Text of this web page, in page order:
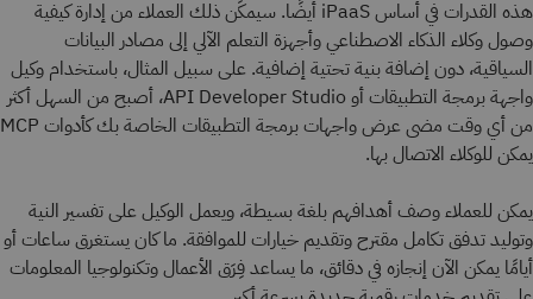
هذه القدرات في أساس iPaaS أيضًا. سيمكِّن ذلك العملاء من إدارة كيفية
وصول وكلاء الذكاء الاصطناعي وأجهزة التعلم الآلي إلى مصادر البيانات
السياقية، دون إضافة بنية تحتية إضافية. على سبيل المثال، باستخدام وكيل
واجهة برمجة التطبيقات أو API Developer Studio، أصبح من السهل أكثر
من أي وقت مضى عرض واجهات برمجة التطبيقات الخاصة بك كأدوات MCP
يمكن للوكلاء الاتصال بها.
يمكن للعملاء وصف أهدافهم بلغة بسيطة، ويعمل الوكيل على تفسير النية
وتوليد تدفق تكامل مقترح وتقديم خيارات للموافقة. ما كان يستغرق ساعات أو
أيامًا يمكن الآن إنجازه في دقائق، ما يساعد فِرَق الأعمال وتكنولوجيا المعلومات